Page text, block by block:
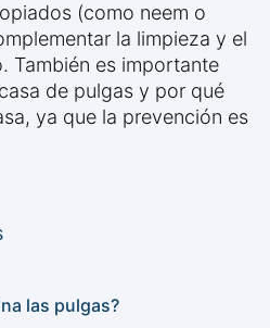
(como neem o
la limpieza y el
También es importante
de pulgas y por qué
ya que la prevención es
las pulgas?